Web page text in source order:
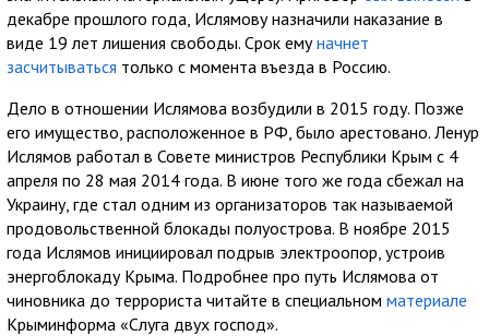
декабре прошлого года, Ислямову назначили наказание в
виде 19 лет лишения свободы. Срок емуначнет
засчитываться только с момента въезда в Россию.
Дело в отношении Ислямова возбудили в 2015 году. Позже
его имущество, расположенное в РФ, было арестовано. Ленур
Ислямов работал в Совете министров Республики Крым с 4
апреля по 28 мая 2014 года. В июне того же года сбежал на
Украину, где стал одним из организаторов так называемой
продовольственной блокады полуострова. В ноябре 2015
года Ислямов инициировал подрыв электроопор, устроив
энергоблокаду Крыма. Подробнее про путь Ислямова от
чиновника до террориста читайте в специальном материале
Крыминформа «Слуга двух господ».